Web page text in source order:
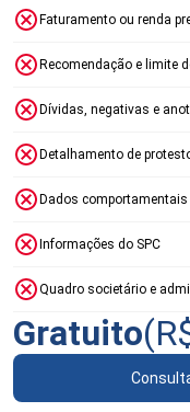
Faturamento ou renda
Recomendação e limite
Dívidas, negativas e
Detalhamento de
Dados comportamentais
Informações do SPC
Quadro societário e
Gratuito